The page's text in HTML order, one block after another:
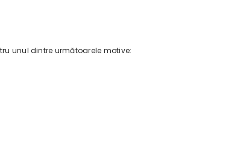
unul dintre următoarele motive: